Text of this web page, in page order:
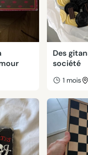
Des
société
1 mois